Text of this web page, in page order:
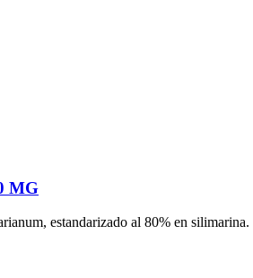
MG
estandarizado al 80% en silimarina.